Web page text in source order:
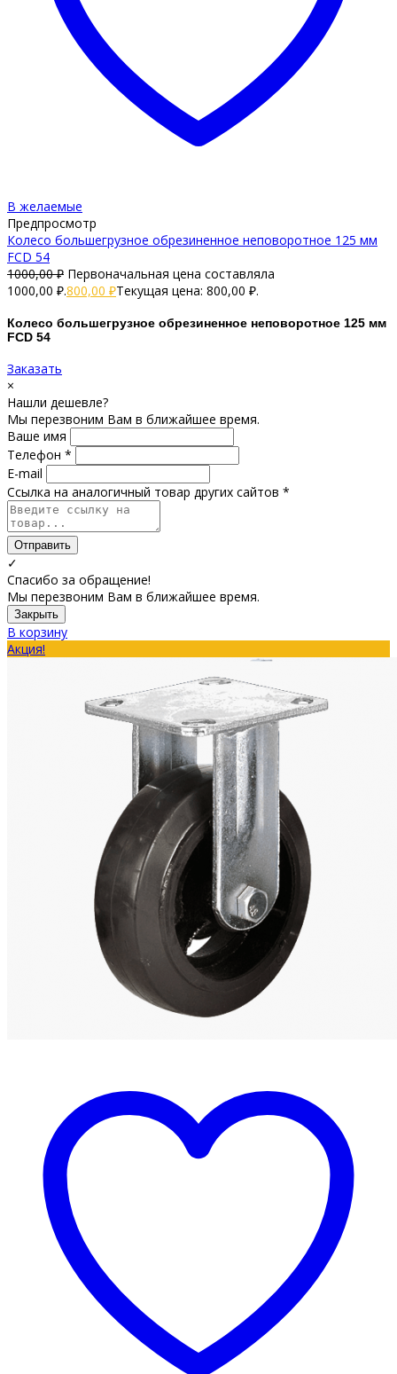
В желаемые
Предпросмотр
Колесо большегрузное обрезиненное неповоротное 125 мм
FCD 54
1000,00₽ Первоначальная цена составляла
1000,00 ₽.800,00 ₽Текущая цена: 800,00 ₽.
Колесо большегрузное обрезиненное неповоротное 125 мм
FCD 54
Заказать
×
Нашли дешевле?
Мы перезвоним Вам в ближайшее время.
Ваше имя
Телефон *
E-mail
Ссылка на аналогичный товар других сайтов *
Отправить
✓
Спасибо за обращение!
Мы перезвоним Вам в ближайшее время.
Закрыть
В корзину
Акция!